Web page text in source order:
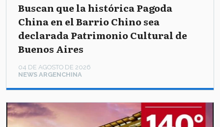
Buscan que la histórica Pagoda
China en el Barrio Chino sea
declarada Patrimonio Cultural de
Buenos Aires
NEWS ARGENCHINA
04 DE AGOSTO DE 2026